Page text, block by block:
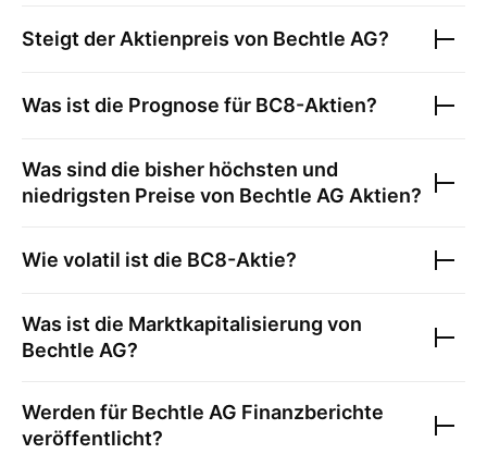
Steigt der Aktienpreis von Bechtle AG?
Was ist die Prognose für BC8-Aktien?
Was sind die bisher höchsten und
niedrigsten Preise von Bechtle AG Aktien?
Wie volatil ist die BC8-Aktie?
Was ist die Marktkapitalisierung von
Bechtle AG?
Werden für Bechtle AG Finanzberichte
veröffentlicht?